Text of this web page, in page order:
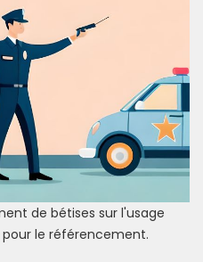
de bétises sur l'usage
le référencement.